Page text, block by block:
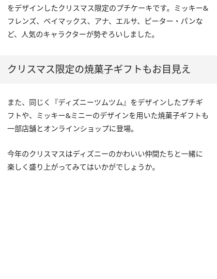
をデザインしたクリスマス限定のプチケーキです。ミッキー&
フレンズ、ベイマックス、アナ、エルサ、ピーター・パンな
ど、人気のキャラクターが勢ぞろいしました。
クリスマス限定の焼菓子ギフトもお目見え
また、同じく『ディズニーツムツム』をデザインしたプチギ
フトや、ミッキー&ミニーのデザインを用いた焼菓子ギフトも
一部店舗とオンラインショップに登場。
今年のクリスマスはディズニーのかわいい仲間たちと一緒に
楽しく盛り上がってみてはいかがでしょうか。